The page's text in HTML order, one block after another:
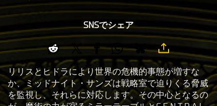
SNSでシェア
リリスとヒドラにより世界の危機的事態が増すな
か、ミッドナイト・サンズは戦略室で迫りくる脅威
を監視し、それらに対応します。その中心となるの